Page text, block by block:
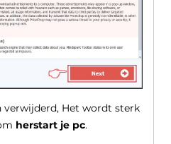
verwijderd, Het wordt sterk
herstart je pc.